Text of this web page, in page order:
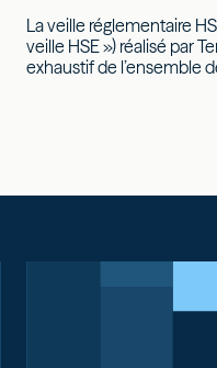
La veille réglementaire
veille HSE ») réalisé par
exhaustif de l’ensemble